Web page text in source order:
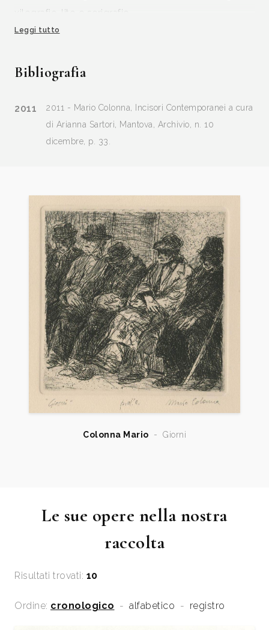
xilografie, lito e serigrafie.
Milano e del Santuario di J addico – Brindisi, l’abside
Palese- Bari, gli affreschi nella Chiesa di S. Maria
delle Grazie in Cassano Murge e di S. Francesco in
Caduti con sculture in bronzo e pietra in Ariano
Irpino, la stele musiva presso la Scuola Allievi della
Guardia di Finanza in Bari, il Monumento presso il
Commisariato di Marina di Taranto e dei Carabinieri
in Minervino di Lecce, gli altari bronzei del Santuario
di S. Fara e di S. Anna in Bari, del Santuario
dell’Annunciazione in Maddaloni – Caserta, il gruppo
marmoreo del Beato Nunzio al Santuario dei S.S.
Medici in Bitonto; i busti bronzei dell’Onorevole
Dell’Andro presso la Corte Costituzionale,
dell’Onorevole De Gennaro, del Cardinale
Ballestrero, dei Vescovi Nicodemo, Marena,
Leggi tutto
Bibliografia
2011
2011 - Mario Colonna, Incisori Contemporanei a cura
di Arianna Sartori, Mantova, Archivio, n. 10
dicembre, p. 33.
Colonna Mario - Giorni
Le sue opere nella nostra
raccolta
Risultati trovati: 10
Ordine: cronologico - alfabetico - registro